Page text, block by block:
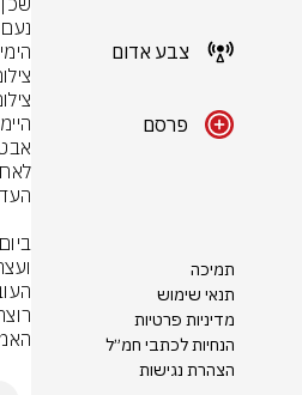
צבע אדום
פרסם
תמיכה
תנאי שימוש
מדיניות פרטיות
הנחיות לכתבי חמ״ל
הצהרת נגישות